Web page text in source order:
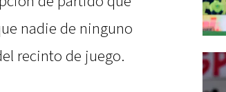
nadie de ninguno
recinto de juego.